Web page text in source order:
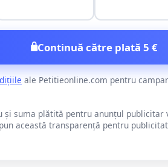
Continuă către plată 5 €
ale Petitieonline.com pentru
și suma plătită pentru anunțul publicitar
această transparență pentru